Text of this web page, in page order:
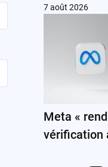
7 août 2026
Meta «
vérification